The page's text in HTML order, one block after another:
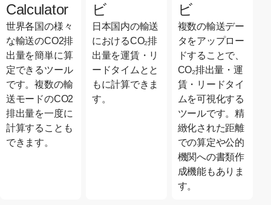
Calculator
世界各国の様々
な輸送のCO2排
出量を簡単に算
定できるツール
です。複数の輸
送モードのCO2
排出量を一度に
計算することも
できます。
ビ
日本国内の輸送
におけるCO₂排
出量を運賃・リ
ードタイムとと
もに計算できま
す。
ビ
複数の輸送デー
タをアップロー
ドすることで、
CO₂排出量・運
賃・リードタイ
ムを可視化する
ツールです。精
緻化された距離
での算定や公的
機関への書類作
成機能もありま
す。